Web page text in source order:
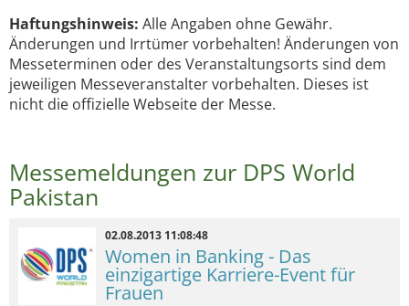
Haftungshinweis: Alle Angaben ohne Gewähr.
Änderungen und Irrtümer vorbehalten! Änderungen von
Messeterminen oder des Veranstaltungsorts sind dem
jeweiligen Messeveranstalter vorbehalten. Dieses ist
nicht die offizielle Webseite der Messe.
Messemeldungen zur DPS World
Pakistan
02.08.2013 11:08:48
Women in Banking - Das
einzigartige Karriere-Event für
Frauen